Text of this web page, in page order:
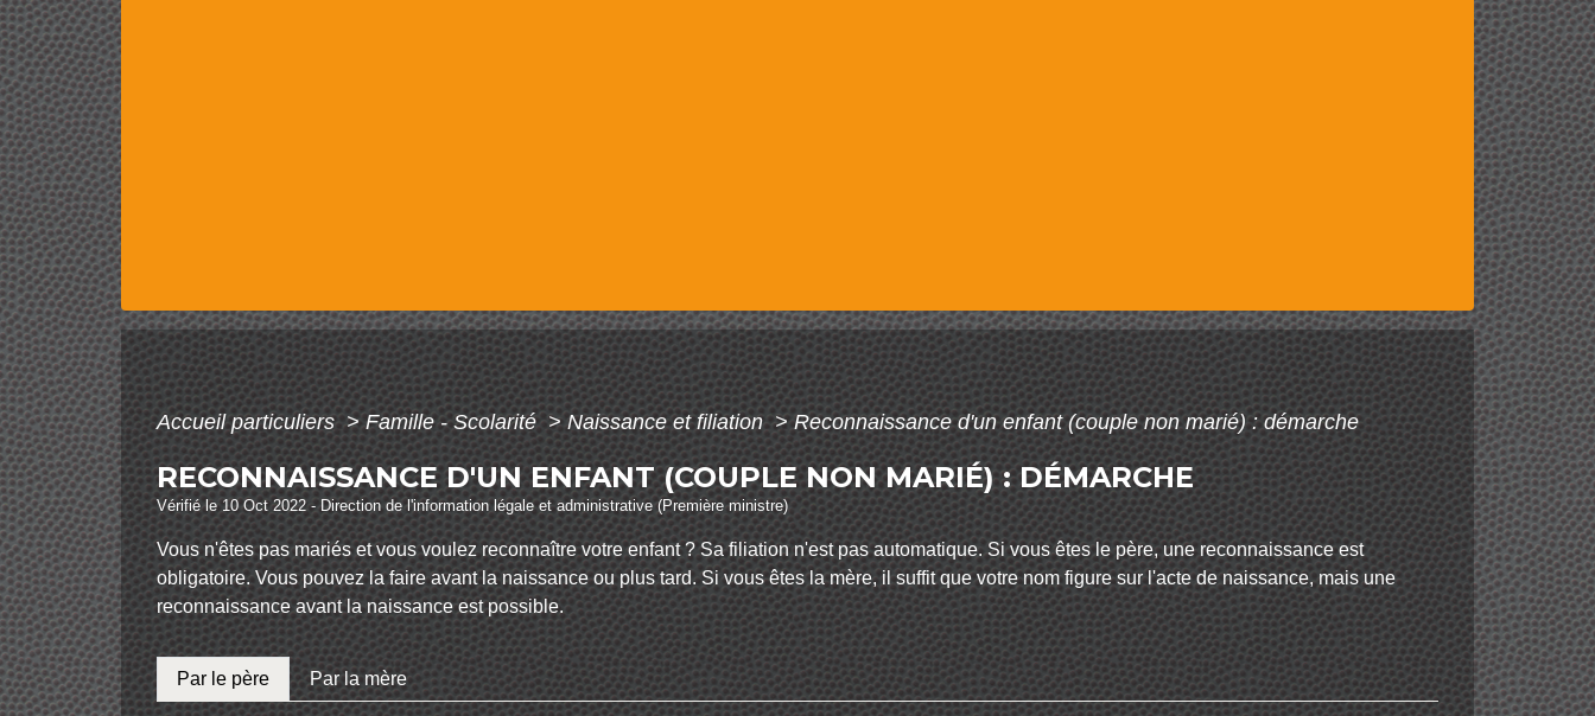
Accueil particuliers> Famille - Scolarité> Naissance et filiation> Reconnaissance d'un enfant (couple non marié) : démarche
RECONNAISSANCE D'UN ENFANT (COUPLE NON MARIÉ) : DÉMARCHE
Vérifié le 10 Oct 2022 - Direction de l'information légale et administrative (Première ministre)
Vous n'êtes pas mariés et vous voulez reconnaître votre enfant ? Sa filiation n'est pas automatique. Si vous êtes le père, une reconnaissance est
obligatoire. Vous pouvez la faire avant la naissance ou plus tard. Si vous êtes la mère, il suffit que votre nom figure sur l'acte de naissance, mais une
reconnaissance avant la naissance est possible.
Par le père Par la mère